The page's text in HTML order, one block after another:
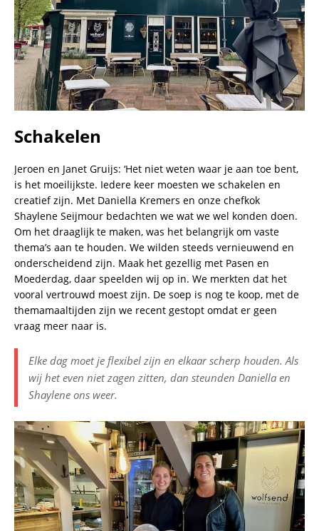
Schakelen
Jeroen en Janet Gruijs: ‘Het niet weten waar je aan toe bent,
is het moeilijkste. Iedere keer moesten we schakelen en
creatief zijn. Met Daniella Kremers en onze chefkok
Shaylene Seijmour bedachten we wat we wel konden doen.
Om het draaglijk te maken, was het belangrijk om vaste
thema’s aan te houden. We wilden steeds vernieuwend en
onderscheidend zijn. Maak het gezellig met Pasen en
Moederdag, daar speelden wij op in. We merkten dat het
vooral vertrouwd moest zijn. De soep is nog te koop, met de
themamaaltijden zijn we recent gestopt omdat er geen
vraag meer naar is.
Elke dag moet je flexibel zijn en elkaar scherp houden. Als
wij het even niet zagen zitten, dan steunden Daniella en
Shaylene ons weer.